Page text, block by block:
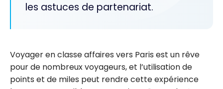
les astuces de partenariat.
Voyager en classe affaires vers Paris est un rêve
pour de nombreux voyageurs, et l’utilisation de
points et de miles peut rendre cette expérience